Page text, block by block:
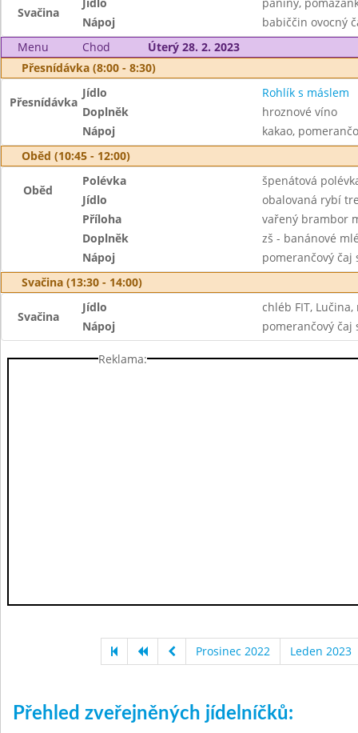
Svačina
Nápoj
babiččin ovocný
Menu
Chod
Úterý 28. 2. 2023
Přesnídávka (8:00 - 8:30)
Přesnídávka
Jídlo
Rohlík s máslem
Doplněk
hroznové víno
Nápoj
kakao,
Oběd (10:45 - 12:00)
Oběd
Polévka
špenátová
Jídlo
obalovaná rybí
Příloha
vařený brambor
Doplněk
zš - banánové
Nápoj
pomerančový čaj
Svačina (13:30 - 14:00)
Svačina
Jídlo
chléb FIT, Lučina,
Nápoj
pomerančový čaj
Reklama:
Prosinec 2022 Leden 2023
Přehled zveřejněných jídelníčků: